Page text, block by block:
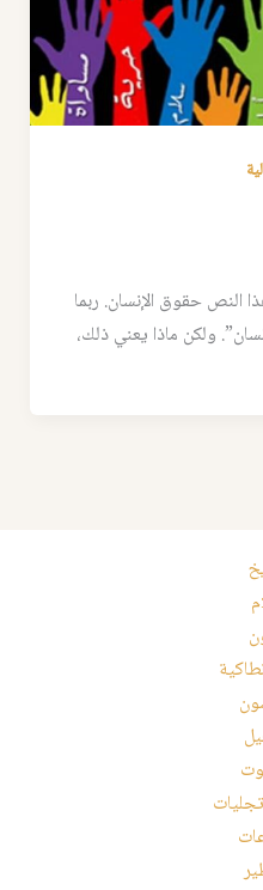
النص حقوق الإنسان. ربما
ولكن ماذا يعني ذلك،